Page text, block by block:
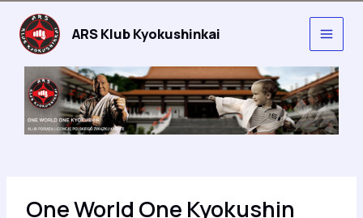
Przejdź
treści
ARS Klub Kyokushinkai
Main
One World One Kyokushin